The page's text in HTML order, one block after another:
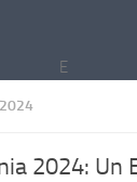
E
2024
2024: Un